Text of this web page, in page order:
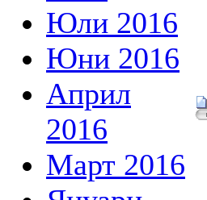
Юли 2016
Юни 2016
Април
2016
Март 2016